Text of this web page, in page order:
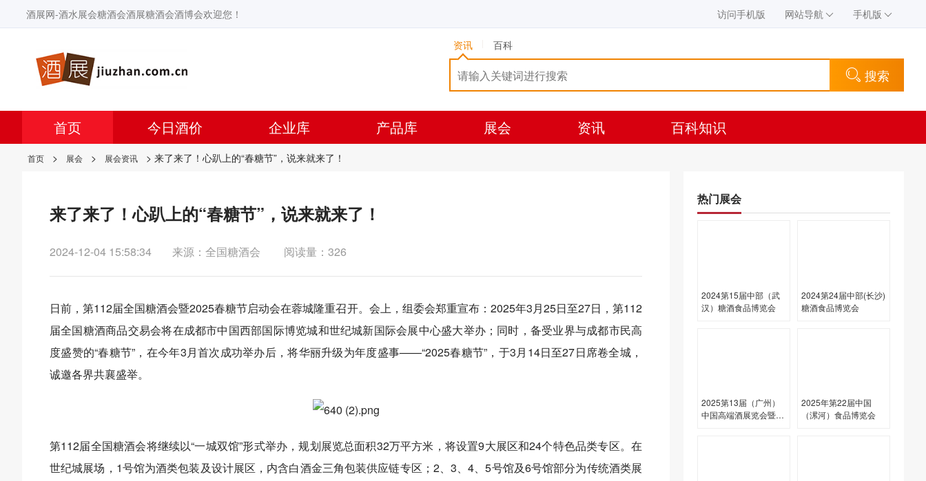
酒展网-酒水展会糖酒会酒展糖酒会酒博会欢迎您！ 访问手机版 网站导航 手机版
资讯 百科
搜索
首页 今日酒价 企业库 产品库 展会 资讯 百科知识
首页 > 展会 > 展会资讯 > 来了来了！心趴上的“春糖节”，说来就来了！
来了来了！心趴上的“春糖节”，说来就来了！
2024-12-04 15:58:34 来源：全国糖酒会 阅读量：326
日前，第112届全国糖酒会暨2025春糖节启动会在蓉城隆重召开。会上，组委会郑重宣布：2025年3月25日至27日，第112
届全国糖酒商品交易会将在成都市中国西部国际博览城和世纪城新国际会展中心盛大举办；同时，备受业界与成都市民高
度盛赞的“春糖节”，在今年3月首次成功举办后，将华丽升级为年度盛事——“2025春糖节”，于3月14日至27日席卷全城，
诚邀各界共襄盛举。
第112届全国糖酒会将继续以“一城双馆”形式举办，规划展览总面积32万平方米，将设置9大展区和24个特色品类专区。在
世纪城展场，1号馆为酒类包装及设计展区，内含白酒金三角包装供应链专区；2、3、4、5号馆及6号馆部分为传统酒类展
热门展会
2024第15届中部（武
汉）糖酒食品博览会
2024第24届中部(长沙)
糖酒食品博览会
2025第13届（广州）
中国高端酒展览会暨第
2025年第22届中国
（漯河）食品博览会